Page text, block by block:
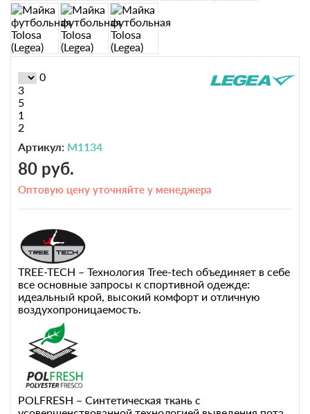
0
3
5
1
2
Артикул: M1134
80 руб.
Оптовую цену уточняйте у менеджера
TREE-TECH – Технология Tree-tech объединяет в себе
все основные запросы к спортивной одежде:
идеальный крой, высокий комфорт и отличную
воздухопроницаемость.
POLFRESH – Синтетическая ткань с